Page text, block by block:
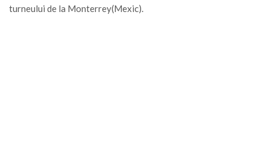
turneului de la Monterrey(Mexic).